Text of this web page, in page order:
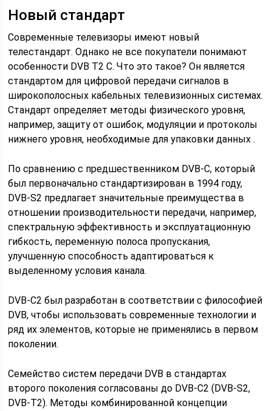
Новый стандарт
Современные телевизоры имеют новый
телестандарт. Однако не все покупатели понимают
особенности DVB T2 C. Что это такое? Он является
стандартом для цифровой передачи сигналов в
широкополосных кабельных телевизионных системах.
Стандарт определяет методы физического уровня,
например, защиту от ошибок, модуляции и протоколы
нижнего уровня, необходимые для упаковки данных .
По сравнению с предшественником DVB-C, который
был первоначально стандартизирован в 1994 году,
DVB-S2 предлагает значительные преимущества в
отношении производительности передачи, например,
спектральную эффективность и эксплуатационную
гибкость, переменную полоса пропускания,
улучшенную способность адаптироваться к
выделенному условия канала.
DVB-C2 был разработан в соответствии с философией
DVB, чтобы использовать современные технологии и
ряд их элементов, которые не применялись в первом
поколении.
Семейство систем передачи DVB в стандартах
второго поколения согласованы до DVB-C2 (DVB-S2,
DVB-T2). Методы комбинированной концепции